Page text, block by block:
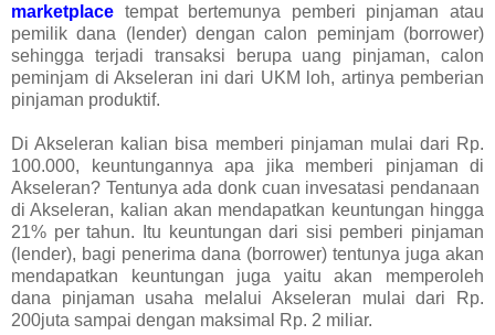
marketplace tempat bertemunya pemberi pinjaman atau
pemilik dana (lender) dengan calon peminjam (borrower)
sehingga terjadi transaksi berupa uang pinjaman, calon
peminjam di Akseleran ini dari UKM loh, artinya pemberian
pinjaman produktif.
Di Akseleran kalian bisa memberi pinjaman mulai dari Rp.
100.000, keuntungannya apa jika memberi pinjaman di
Akseleran? Tentunya ada donk cuan invesatasi pendanaan
di Akseleran, kalian akan mendapatkan keuntungan hingga
21% per tahun. Itu keuntungan dari sisi pemberi pinjaman
(lender), bagi penerima dana (borrower) tentunya juga akan
mendapatkan keuntungan juga yaitu akan memperoleh
dana pinjaman usaha melalui Akseleran mulai dari Rp.
200juta sampai dengan maksimal Rp. 2 miliar.